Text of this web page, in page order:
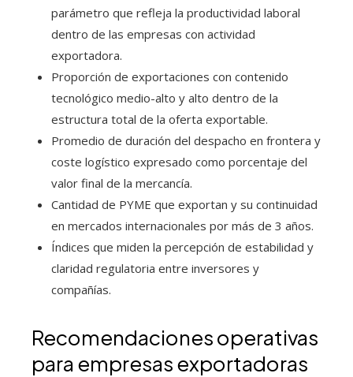
parámetro que refleja la productividad laboral
dentro de las empresas con actividad
exportadora.
Proporción de exportaciones con contenido
tecnológico medio-alto y alto dentro de la
estructura total de la oferta exportable.
Promedio de duración del despacho en frontera y
coste logístico expresado como porcentaje del
valor final de la mercancía.
Cantidad de PYME que exportan y su continuidad
en mercados internacionales por más de 3 años.
Índices que miden la percepción de estabilidad y
claridad regulatoria entre inversores y
compañías.
Recomendaciones operativas
para empresas exportadoras